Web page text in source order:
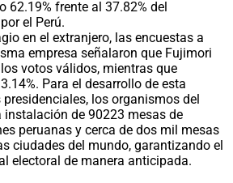
62.19% frente al 37.82% del
el Perú.
en el extranjero, las encuestas a
empresa señalaron que Fujimori
votos válidos, mientras que
Para el desarrollo de esta
los organismos del
instalación de 90223 mesas de
peruanas y cerca de dos mil mesas
ciudades del mundo, garantizando el
electoral de manera anticipada.